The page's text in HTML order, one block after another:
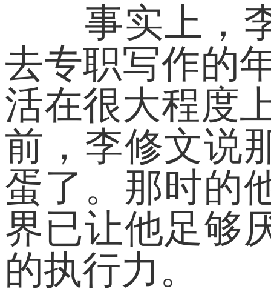
事实上，李
去专职写作的
活在很大程度
前，李修文说
蛋了。那时的
界已让他足够
的执行力。